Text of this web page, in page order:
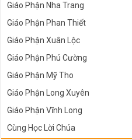
Giáo Phận Nha Trang
Giáo Phận Phan Thiết
Giáo Phận Xuân Lộc
Giáo Phận Phú Cường
Giáo Phận Mỹ Tho
Giáo Phận Long Xuyên
Giáo Phận Vĩnh Long
Cùng Học Lời Chúa